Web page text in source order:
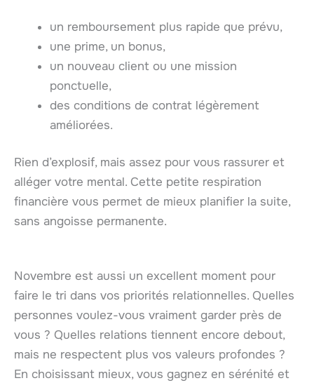
un remboursement plus rapide que prévu,
une prime, un bonus,
un nouveau client ou une mission
ponctuelle,
des conditions de contrat légèrement
améliorées.
Rien d’explosif, mais assez pour vous rassurer et
alléger votre mental. Cette petite respiration
financière vous permet de mieux planifier la suite,
sans angoisse permanente.
Novembre est aussi un excellent moment pour
faire le tri dans vos priorités relationnelles. Quelles
personnes voulez-vous vraiment garder près de
vous ? Quelles relations tiennent encore debout,
mais ne respectent plus vos valeurs profondes ?
En choisissant mieux, vous gagnez en sérénité et